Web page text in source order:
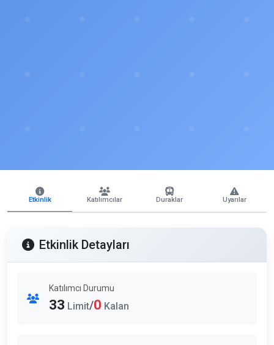
Etkinlik Katılımcılar Duraklar Uyarılar
Etkinlik Detayları
Katılımcı Durumu
33 Limit/0 Kalan